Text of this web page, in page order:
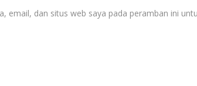
email, dan situs web saya pada peramban ini